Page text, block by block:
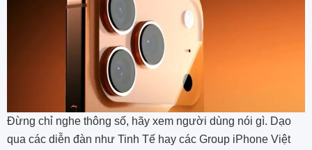
Đừng chỉ nghe thông số, hãy xem người dùng nói gì. Dạo
qua các diễn đàn như Tinh Tế hay các Group iPhone Việt